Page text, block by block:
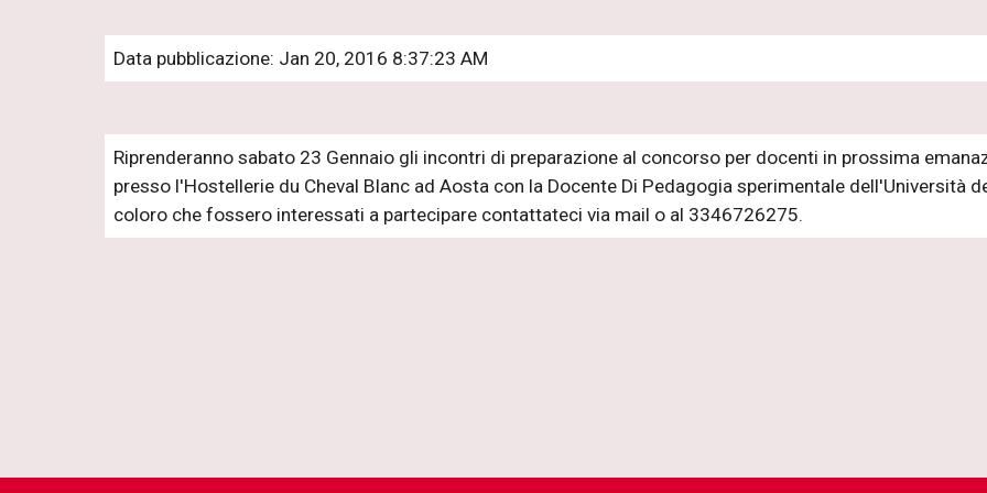
Data pubblicazione: Jan 20, 2016 8:37:23 AM
Riprenderanno sabato 23 Gennaio gli incontri di preparazione al concorso per docenti in prossima
presso l'Hostellerie du Cheval Blanc ad Aosta con la Docente Di Pedagogia sperimentale dell'Università
coloro che fossero interessati a partecipare contattateci via mail o al 3346726275.